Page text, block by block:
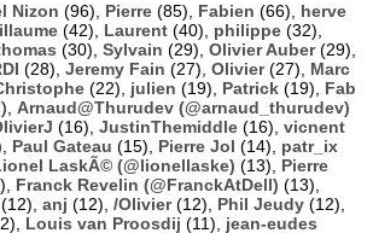
Nizon (96), Pierre (85), Fabien (66), herve
(42), Laurent (40), philippe (32),
(30), Sylvain (29), Olivier Auber(29),
(28), Jeremy Fain (27), Olivier(27), Marc
(22), julien (19), Patrick (19), Fab
Arnaud@Thurudev (@arnaud_thurudev)
(16), JustinThemiddle (16), vicnent
Paul Gateau (15), Pierre Jol (14), patr_ix
LaskÃ© (@lionellaske) (13), Pierre
Franck Revelin (@FranckAtDell) (13),
(12), anj (12), /Olivier(12), Phil Jeudy (12),
Louis van Proosdij (11), jean-eudes